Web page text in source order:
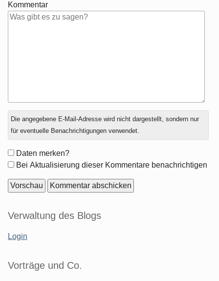
Kommentar
Antwort
zu
Die angegebene E-Mail-Adresse wird nicht dargestellt, sondern nur
für eventuelle Benachrichtigungen verwendet.
Formular-
Optionen
Daten merken?
Bei Aktualisierung dieser Kommentare benachrichtigen
Seitenleiste
Verwaltung des Blogs
Login
Vorträge und Co.